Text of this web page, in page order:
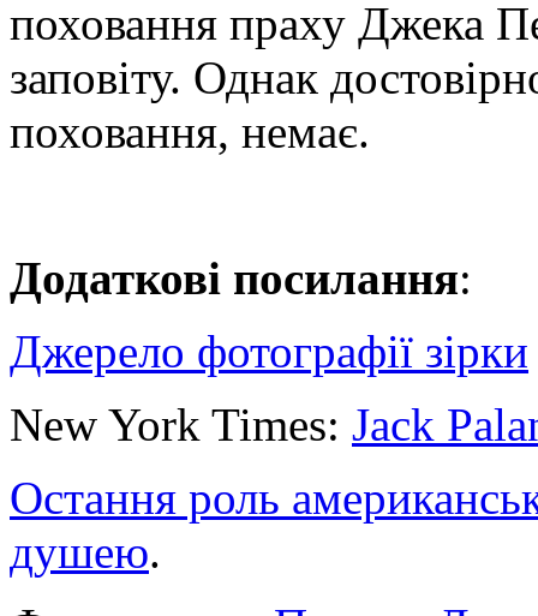
поховання праху Джека
заповіту. Однак
поховання, немає.
Додаткові посилання:
Джерело фотографії зірки
New York Times: Jack
Остання роль
душею.